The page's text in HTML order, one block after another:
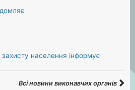
захисту населення інформує
Всі новини виконавчих органів